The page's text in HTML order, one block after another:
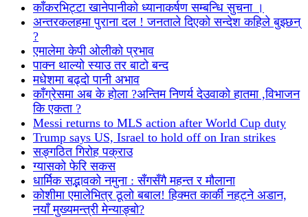
काँकरभिट्टा खानेपानीको ध्यानाकर्षण सम्बन्धि सुचना ।
अन्तरकलहमा पुराना दल ! जनताले दिएको सन्देश कहिले बुझ्छन्
?
एमालेमा केपी ओलीको प्रभाव
पाक्न थाल्यो स्याउ तर बाटो बन्द
मधेशमा बढ्दो पानी अभाव
काँग्रेसमा अब के होला ?अन्तिम निणर्य देउवाको हातमा ,विभाजन
कि एकता ?
Messi returns to MLS action after World Cup duty
Trump says US, Israel to hold off on Iran strikes
सङ्गठित गिरोह पक्राउ
ग्यासको फेरि सकस
धार्मिक सद्भावको नमुना : सँगसँगै महन्त र मौलाना
कोशीमा एमालेभित्र ठूलो बबाल! हिक्मत कार्की नहट्ने अडान,
नयाँ मुख्यमन्त्री मेन्याङ्बो?